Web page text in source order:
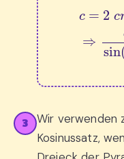
c m, α
3
Wir verwenden
Kosinussatz,